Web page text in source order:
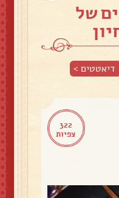
של
דיאטטים>
322
צפיות